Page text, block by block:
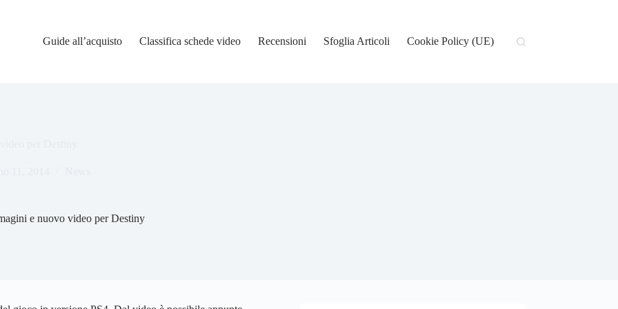
Guide all’acquisto
Classifica schede video Recensioni Sfoglia Articoli Cookie Policy (UE)
e nuovo video per Destiny